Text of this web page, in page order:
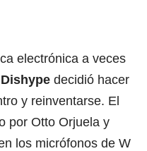
electrónica a veces
Dishype decidió hacer
y reinventarse. El
por Otto Orjuela y
los micrófonos de W